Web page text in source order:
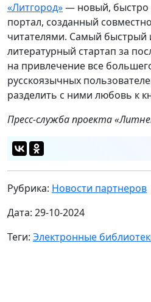
«Литгород»— новый,
портал, созданный
читателями. Самый быстрый
литературный стартап за
на привлечение все
русскоязычных
разделить с ними любовь к
Пресс-служба проекта
Рубрика: Новости партнеров
Дата: 29-10-2024
Теги: Электронные